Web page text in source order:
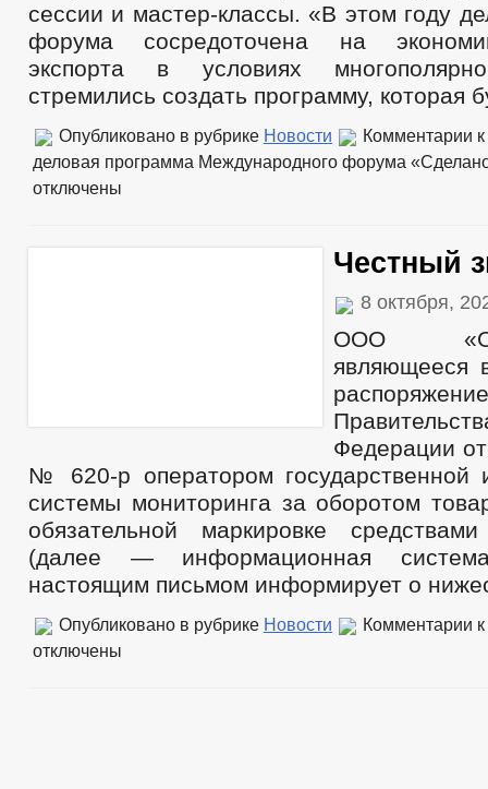
сессии и мастер-классы. «В этом году
форума сосредоточена на
экспорта в условиях
стремились создать программу, которая
Опубликовано в рубрике Новости Комментарии
деловая программа Международного форума
отключены
Честный
8 октября,
ООО
являющееся
Федерации
№ 620-р оператором государственной
системы мониторинга за оборотом
обязательной маркировке
(далее — информационная система
настоящим письмом информирует о
Опубликовано в рубрике Новости Комментарии
отключены